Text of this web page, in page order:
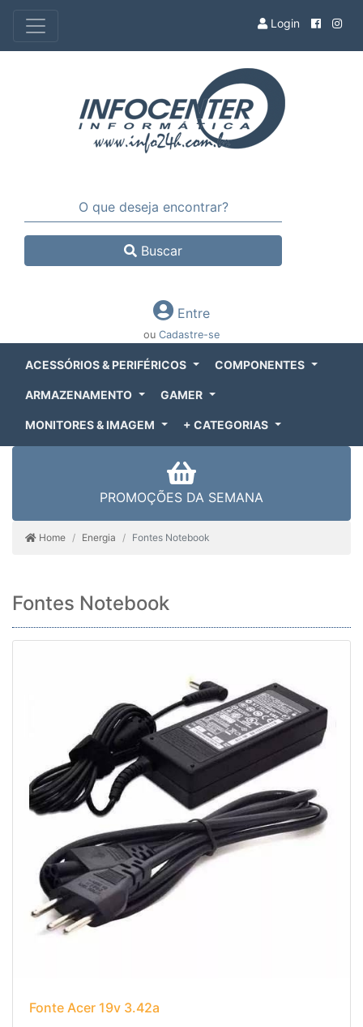
Login
Buscar
Entre
ou Cadastre-se
ACESSÓRIOS & PERIFÉRICOS COMPONENTES
ARMAZENAMENTO GAMER
MONITORES & IMAGEM + CATEGORIAS
PROMOÇÕES DA SEMANA
Home Energia Fontes Notebook
Fontes Notebook
Fonte Acer 19v 3.42a